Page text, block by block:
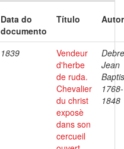
Data do
documento
Título
1839
Vendeur
d'herbe
de ruda.
Chevalier
du christ
exposè
dans son
cercueil
Jean
1768-
1848